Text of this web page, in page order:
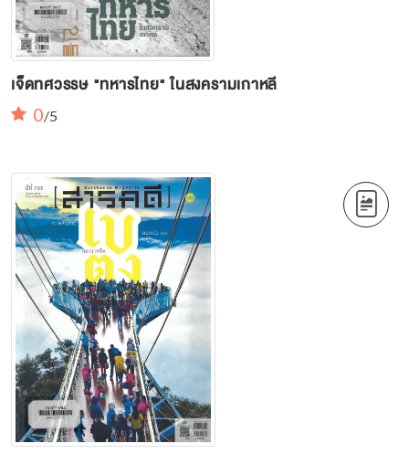
เจ็ดทศวรรษ "ทหารไทย" ในสงครามเกาหลี
0/5